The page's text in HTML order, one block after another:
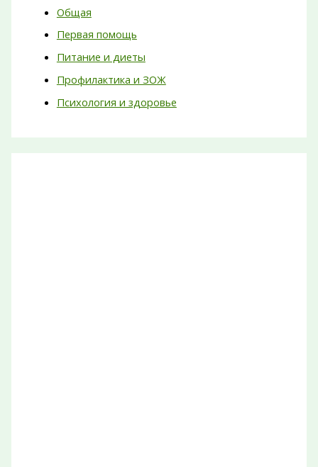
Общая
Первая помощь
Питание и диеты
Профилактика и ЗОЖ
Психология и здоровье